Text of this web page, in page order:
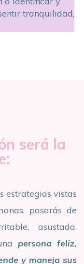
tranquilidad,
será la
estrategias vistas
pasarás de
asustada,
persona feliz,
y maneja sus